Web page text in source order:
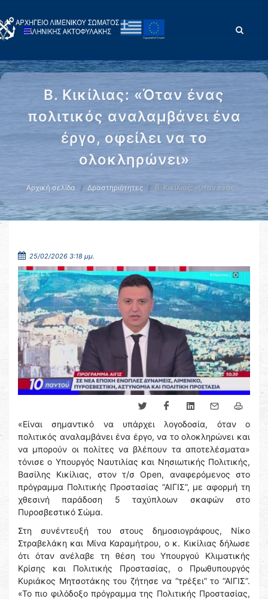
Β. Κικίλιας: «Όταν ένας
πολιτικός αναλαμβάνει ένα
έργο, οφείλει να το
ολοκληρώνει»
Αρχική σελίδα Δραστηριότητες Β. Κικίλιας: «Όταν ένας …
25/02/2026 3:18 μμ.
«Είναι σημαντικό να υπάρχει λογοδοσία, όταν ο
πολιτικός αναλαμβάνει ένα έργο, να το ολοκληρώνει και
να μπορούν οι πολίτες να βλέπουν τα αποτελέσματα»
τόνισε ο Υπουργός Ναυτιλίας και Νησιωτικής Πολιτικής,
Βασίλης Κικίλιας, στον τ/σ Open, αναφερόμενος στο
πρόγραμμα Πολιτικής Προστασίας “ΑΙΓΙΣ”, με αφορμή τη
χθεσινή παράδοση 5 ταχύπλοων σκαφών στο
Πυροσβεστικό Σώμα.
Στη συνέντευξή του στους δημοσιογράφους, Νίκο
Στραβελάκη και Μίνα Καραμήτρου, ο κ. Κικίλιας δήλωσε
ότι όταν ανέλαβε τη θέση του Υπουργού Κλιματικής
Κρίσης και Πολιτικής Προστασίας, ο Πρωθυπουργός
Κυριάκος Μητσοτάκης του ζήτησε να “τρέξει” το “ΑΙΓΙΣ”.
«Το πιο φιλόδοξο πρόγραμμα της Πολιτικής Προστασίας,